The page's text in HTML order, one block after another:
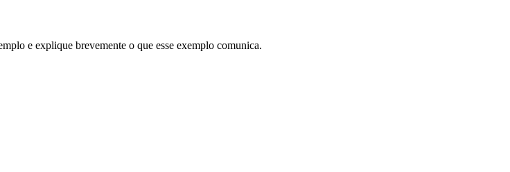
e explique brevemente o que esse exemplo comunica.